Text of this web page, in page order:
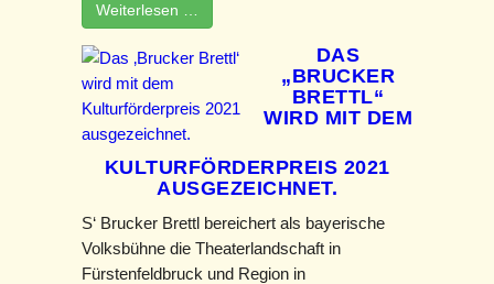
Weiterlesen …
DAS
„BRUCKER
BRETTL“
WIRD MIT DEM
KULTURFÖRDERPREIS 2021
AUSGEZEICHNET.
S‘ Brucker Brettl bereichert als bayerische
Volksbühne die Theaterlandschaft in
Fürstenfeldbruck und Region in